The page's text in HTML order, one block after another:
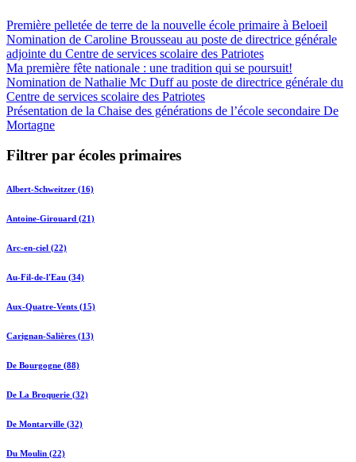
Première pelletée de terre de la nouvelle école primaire à Beloeil
Nomination de Caroline Brousseau au poste de directrice générale
adjointe du Centre de services scolaire des Patriotes
Ma première fête nationale : une tradition qui se poursuit!
Nomination de Nathalie Mc Duff au poste de directrice générale du
Centre de services scolaire des Patriotes
Présentation de la Chaise des générations de l’école secondaire De
Mortagne
Filtrer par écoles primaires
Albert-Schweitzer (16)
Antoine-Girouard (21)
Arc-en-ciel (22)
Au-Fil-de-l'Eau (34)
Aux-Quatre-Vents (15)
Carignan-Salières (13)
De Bourgogne (88)
De La Broquerie (32)
De Montarville (32)
Du Moulin (22)